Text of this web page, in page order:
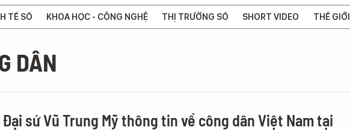
TẾ SỐ KHOA HỌC - CÔNG NGHỆ THỊ TRƯỜNG SỐ SHORT VIDEO THẾ GIỚI
DÂN
Đại sứ Vũ Trung Mỹ thông tin về công dân Việt Nam tại